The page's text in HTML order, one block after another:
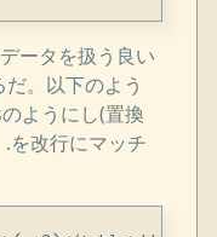
ータを扱う良い
。以下のよう
ようにし(置換
を改行にマッチ